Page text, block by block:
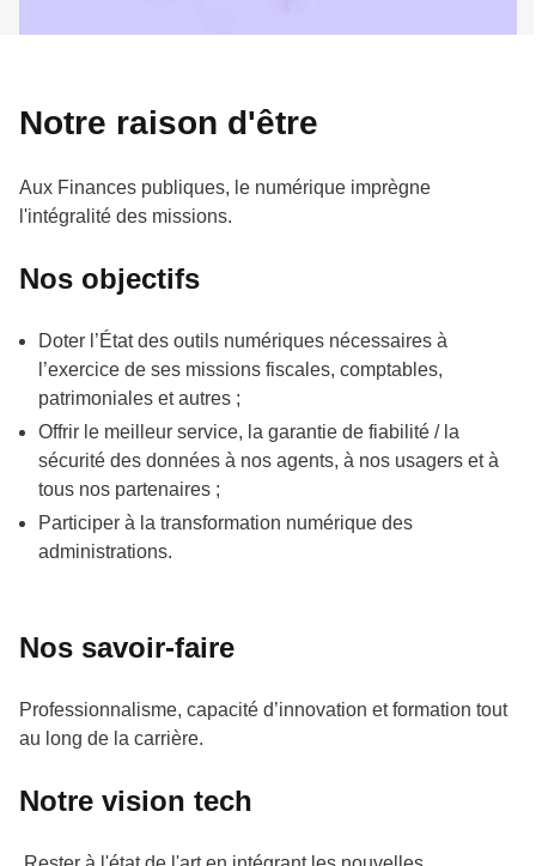
Notre raison d'être
Aux Finances publiques, le numérique imprègne
l'intégralité des missions.
Nos objectifs
Doter l’État des outils numériques nécessaires à
l’exercice de ses missions fiscales, comptables,
patrimoniales et autres ;
Offrir le meilleur service, la garantie de fiabilité / la
sécurité des données à nos agents, à nos usagers et à
tous nos partenaires ;
Participer à la transformation numérique des
administrations.
Nos savoir-faire
Professionnalisme, capacité d’innovation et formation tout
au long de la carrière.
Notre vision tech